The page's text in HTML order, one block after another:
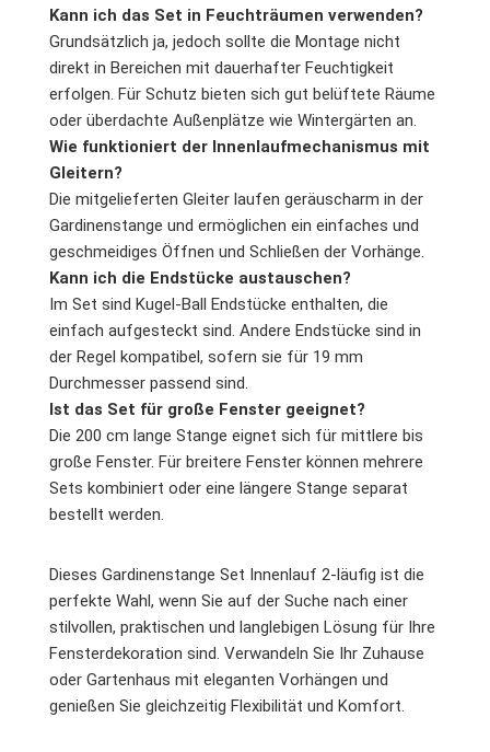
Kann ich das Set in Feuchträumen verwenden?
Grundsätzlich ja, jedoch sollte die Montage nicht
direkt in Bereichen mit dauerhafter Feuchtigkeit
erfolgen. Für Schutz bieten sich gut belüftete Räume
oder überdachte Außenplätze wie Wintergärten an.
Wie funktioniert der Innenlaufmechanismus mit
Gleitern?
Die mitgelieferten Gleiter laufen geräuscharm in der
Gardinenstange und ermöglichen ein einfaches und
geschmeidiges Öffnen und Schließen der Vorhänge.
Kann ich die Endstücke austauschen?
Im Set sind Kugel-Ball Endstücke enthalten, die
einfach aufgesteckt sind. Andere Endstücke sind in
der Regel kompatibel, sofern sie für 19 mm
Durchmesser passend sind.
Ist das Set für große Fenster geeignet?
Die 200 cm lange Stange eignet sich für mittlere bis
große Fenster. Für breitere Fenster können mehrere
Sets kombiniert oder eine längere Stange separat
bestellt werden.
Dieses Gardinenstange Set Innenlauf 2-läufig ist die
perfekte Wahl, wenn Sie auf der Suche nach einer
stilvollen, praktischen und langlebigen Lösung für Ihre
Fensterdekoration sind. Verwandeln Sie Ihr Zuhause
oder Gartenhaus mit eleganten Vorhängen und
genießen Sie gleichzeitig Flexibilität und Komfort.